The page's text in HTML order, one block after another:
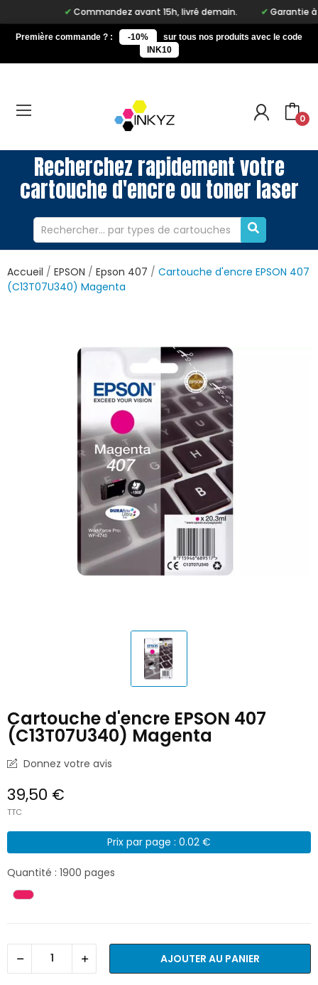
Commandez avant 15h, livré demain. Garantie à vie
Première commande ? : -10%
sur tous nos produits avec le code
INK10
0
Recherchez rapidement votre
cartouche d'encre ou toner laser
Accueil EPSON Epson 407
Cartouche d'encre EPSON 407
(C13T07U340) Magenta
Cartouche d'encre EPSON 407
(C13T07U340) Magenta
Donnez votre avis
39,50 €
TTC
Prix par page : 0.02 €
Quantité : 1900 pages
AJOUTER AU PANIER